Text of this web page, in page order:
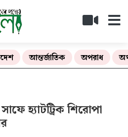
আন্তর্জাতিক অপরাধ
হ্যাটট্রিক শিরোপা